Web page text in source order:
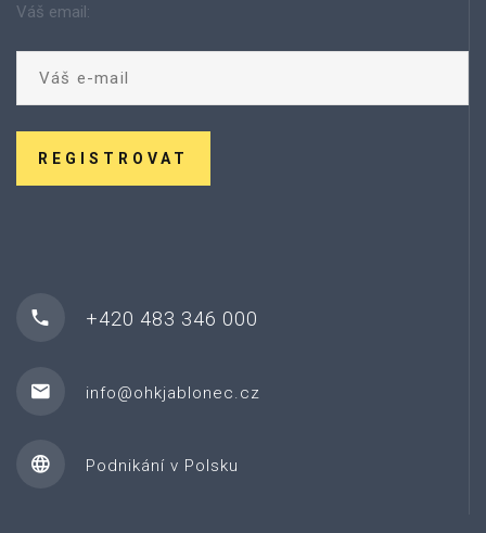
Váš email:
REGISTROVAT
+420 483 346 000
info@ohkjablonec.cz
Podnikání v Polsku